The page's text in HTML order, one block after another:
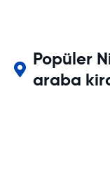
Popüler
araba